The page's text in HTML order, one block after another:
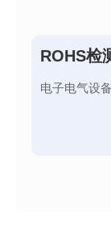
ROHS检
电子电气设